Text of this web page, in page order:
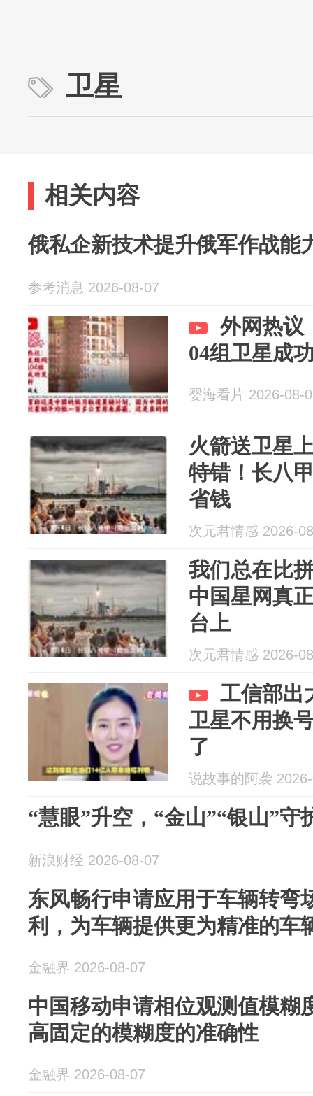
卫星
相关内容
俄私企新技术提升俄军作战能
参考消息 2026-08-07
外网热议
04组卫星成
婴海看片 2026-08-
火箭送卫星
特错！长八
省钱
次元君情感 2026-
我们总在比
中国星网真
台上
次元君情感 2026-
工信部出
卫星不用换
了
说故事的阿袭
“慧眼”升空，“金山”“银山”守
新浪财经 2026-08-07
东风畅行申请应用于车辆转弯
利，为车辆提供更为精准的车
金融界 2026-08-07
中国移动申请相位观测值模糊
高固定的模糊度的准确性
金融界 2026-08-07